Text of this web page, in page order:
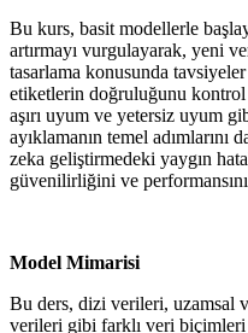
Bu kurs, basit modellerle
artırmayı vurgulayarak, yeni
tasarlama konusunda
etiketlerin doğruluğunu kontrol
aşırı uyum ve yetersiz uyum
ayıklamanın temel
zeka geliştirmedeki yaygın
güvenilirliğini ve performansını
Model Mimarisi
Bu ders, dizi verileri, uzamsal
verileri gibi farklı veri biçimleri